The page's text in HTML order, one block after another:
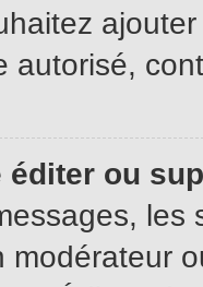
autorisé,
éditer ou
modérateur